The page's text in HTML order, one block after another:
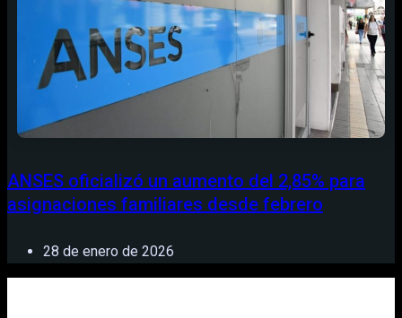
ANSES oficializó un aumento del 2,85% para
asignaciones familiares desde febrero
28 de enero de 2026